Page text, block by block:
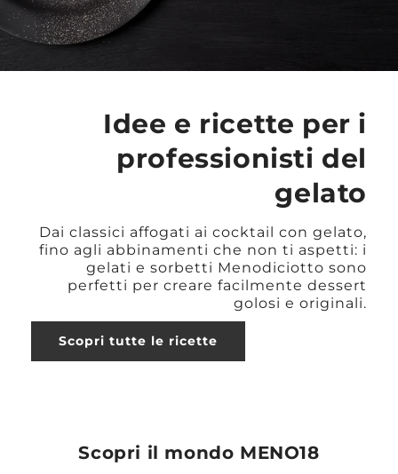
Idee e ricette per i
professionisti del
gelato
Dai classici affogati ai cocktail con gelato,
fino agli abbinamenti che non ti aspetti: i
gelati e sorbetti Menodiciotto sono
perfetti per creare facilmente dessert
golosi e originali.
Scopri tutte le ricette
Scopri il mondo MENO18